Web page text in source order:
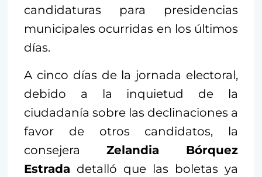
candidaturas para presidencias
municipales ocurridas en los últimos
días.
A cinco días de la jornada electoral,
debido a la inquietud de la
ciudadanía sobre las declinaciones a
favor de otros candidatos, la
consejera Zelandia Bórquez
Estrada detalló que las boletas ya